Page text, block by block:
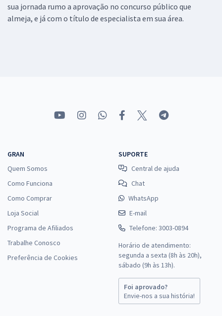
sua jornada rumo a aprovação no concurso público que
almeja, e já com o título de especialista em sua área.
GRAN
Quem Somos
Como Funciona
Como Comprar
Loja Social
Programa de Afiliados
Trabalhe Conosco
Preferência de Cookies
SUPORTE
Central de ajuda
Chat
WhatsApp
E-mail
Telefone: 3003-0894
Horário de atendimento:
segunda a sexta (8h às 20h),
sábado (9h às 13h).
Foi aprovado?
Envie-nos a sua história!